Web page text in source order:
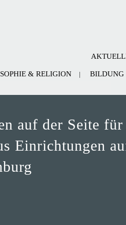
& RELIGION
BILDUNG
auf der Seite für
Einrichtungen